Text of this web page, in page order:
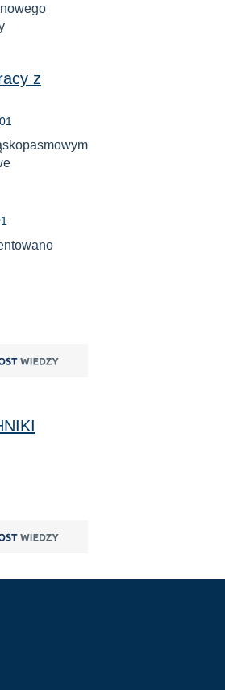
z
otwiera się w nowej karcie
otwiera się w nowej karcie